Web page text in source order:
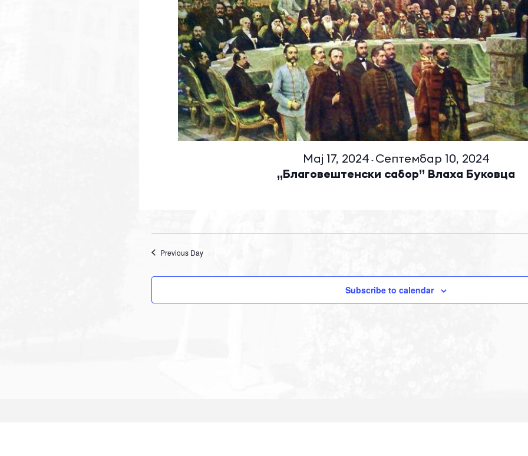
„Благовештенски сабор” Влаха Буковца
Мај 17, 2024 - Септембар 10, 2024
Previous Day
Subscribe to calendar